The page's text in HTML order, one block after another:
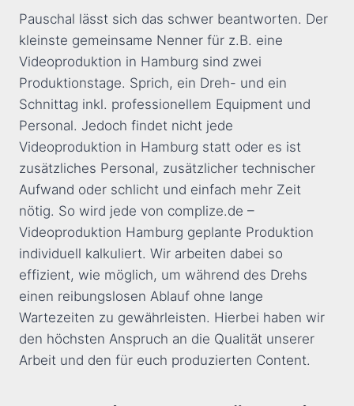
Pauschal lässt sich das schwer beantworten. Der
kleinste gemeinsame Nenner für z.B. eine
Videoproduktion in Hamburg sind zwei
Produktionstage. Sprich, ein Dreh- und ein
Schnittag inkl. professionellem Equipment und
Personal. Jedoch findet nicht jede
Videoproduktion in Hamburg statt oder es ist
zusätzliches Personal, zusätzlicher technischer
Aufwand oder schlicht und einfach mehr Zeit
nötig. So wird jede von complize.de –
Videoproduktion Hamburg geplante Produktion
individuell kalkuliert. Wir arbeiten dabei so
effizient, wie möglich, um während des Drehs
einen reibungslosen Ablauf ohne lange
Wartezeiten zu gewährleisten. Hierbei haben wir
den höchsten Anspruch an die Qualität unserer
Arbeit und den für euch produzierten Content.